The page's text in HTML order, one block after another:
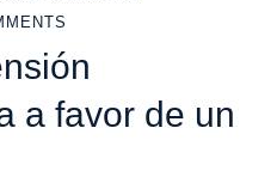
a favor de un